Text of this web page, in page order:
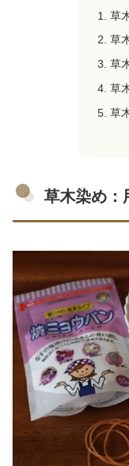
草
草
草
草
草
草木染め：